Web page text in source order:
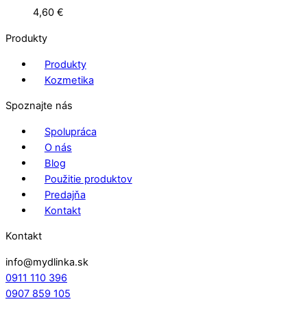
4,60 €
Produkty
Produkty
Kozmetika
Spoznajte nás
Spolupráca
O nás
Blog
Použitie produktov
Predajňa
Kontakt
Kontakt
info@mydlinka.sk
0911 110 396
0907 859 105